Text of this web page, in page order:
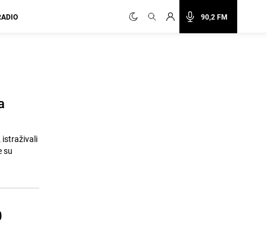
90,2 FM
istraživali